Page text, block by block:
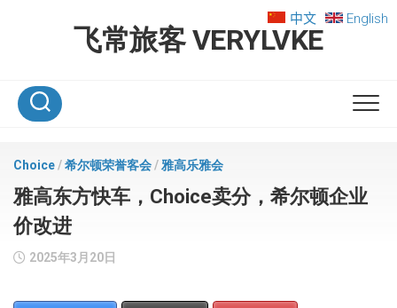
飞常旅客 VERYLVKE
中文 English
Choice/希尔顿荣誉客会/雅高乐雅会
雅高东方快车，Choice卖分，希尔顿企业
价改进
2025年3月20日